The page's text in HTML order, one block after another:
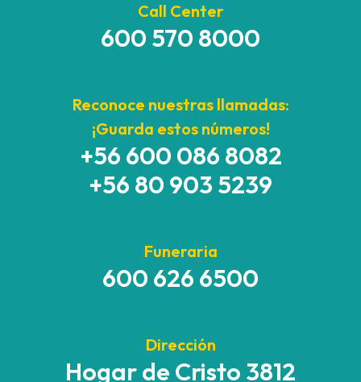
Call Center
600 570 8000
Reconoce nuestras llamadas:
¡Guarda estos números!
+56 600 086 8082
+56 80 903 5239
Funeraria
600 626 6500
Dirección
Hogar de Cristo 3812